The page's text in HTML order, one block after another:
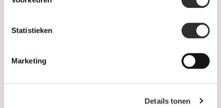
Statistieken
Marketing
Details tonen